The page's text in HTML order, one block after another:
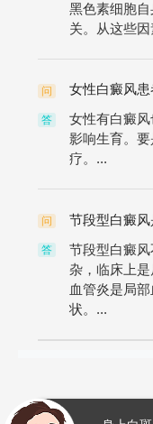
黑色素细胞
关。从这些
问 女性白癜风
答
女性有白癜
影响生育。
疗。...
问 节段型白癜
答
节段型白癜
杂，临床上是
血管炎是局
状。...